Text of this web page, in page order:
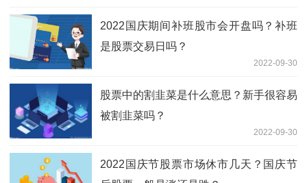
2022国庆期间补班股市会开盘吗？补班
是股票交易日吗？
2022-09-30
股票中的割韭菜是什么意思？新手很容易
被割韭菜吗？
2022-09-30
2022国庆节股票市场休市几天？国庆节